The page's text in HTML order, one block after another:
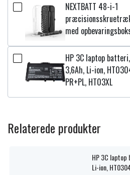
NEXTBATT 48-i-1
med
HP 3C laptop
3,6Ah, Li-ion,
PR+PL, HT03XL
Relaterede produkter
HP 3C laptop
Li-ion,